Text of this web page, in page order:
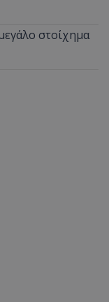
στοίχημα